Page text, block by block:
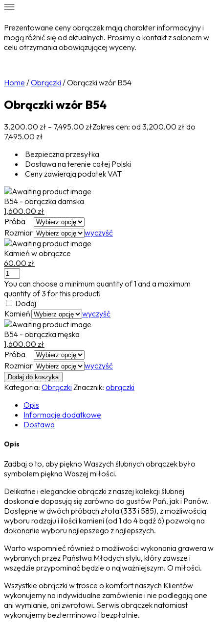
Prezentowane ceny obrączek mają charakter informacyjny i
mogą różnić się od aktualnych. Prosimy o kontakt z salonem w
celu otrzymania obowiązującej wyceny.
Home /Obrączki /Obrączki wzór B54
Obrączki wzór B54
3,200.00 zł – 7,495.00 złZakres cen: od 3,200.00 zł do
7,495.00 zł
Bezpieczna przesyłka
Dostawa na terenie całej Polski
Ceny zawierają podatek VAT
B54 - obrączka damska
1,600.00 zł
Próba
Rozmiar
wyczyść
Kamień w obrączce
60.00 zł
You can choose a minimum quantity of1 and a maximum
quantity of3 for this product!
Dodaj
Kamień
wyczyść
B54 - obrączka męska
1,600.00 zł
Próba
Rozmiar
wyczyść
Dodaj do koszyka
Kategoria: Obrączki Znacznik: obrączki
Opis
Informacje dodatkowe
Dostawa
Opis
Zadbaj o to, aby piękno Waszych ślubnych obrączek było
symbolem piękna Waszej miłości.
Delikatne i eleganckie obrączki z naszej kolekcji ślubnej
doskonale dopasują się zarówno do gustów Pań, jak i Panów.
Dostępne w dwóch próbach złota (333 i 585), z możliwością
wyboru rodzaju i ilości kamieni (od 1 do 4 bądź 6) pozwolą na
dokonanie wyboru najlepszego z najlepszych.
Warto wspomnieć również o możliwości wykonania grawera w
wybranych przez Państwa Młodych stylu, który zawsze i
wszędzie przypominać będzie o najważniejszym. O miłości.
Wszystkie obrączki w trosce o komfort naszych Klientów
wykonujemy na indywidualne zamówienie i nie podlegają one
ani wymianie, ani zwrotowi. Serwis obrączek natomiast
wykonujemy bezterminowo i bezpłatnie.